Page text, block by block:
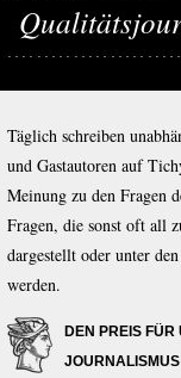
Täglich schreiben
und Gastautoren auf
Meinung zu den Fragen
Fragen, die sonst oft all
dargestellt oder unter
werden.
DEN PREIS